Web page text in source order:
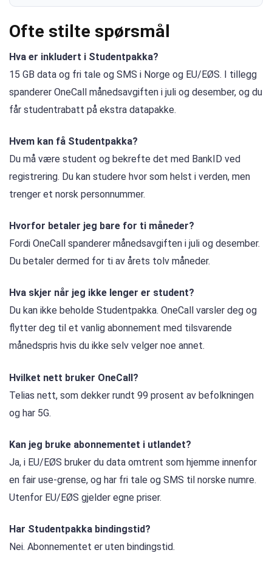
Ofte stilte spørsmål
Hva er inkludert i Studentpakka?
15 GB data og fri tale og SMS i Norge og EU/EØS. I tillegg
spanderer OneCall månedsavgiften i juli og desember, og du
får studentrabatt på ekstra datapakke.
Hvem kan få Studentpakka?
Du må være student og bekrefte det med BankID ved
registrering. Du kan studere hvor som helst i verden, men
trenger et norsk personnummer.
Hvorfor betaler jeg bare for ti måneder?
Fordi OneCall spanderer månedsavgiften i juli og desember.
Du betaler dermed for ti av årets tolv måneder.
Hva skjer når jeg ikke lenger er student?
Du kan ikke beholde Studentpakka. OneCall varsler deg og
flytter deg til et vanlig abonnement med tilsvarende
månedspris hvis du ikke selv velger noe annet.
Hvilket nett bruker OneCall?
Telias nett, som dekker rundt 99 prosent av befolkningen
og har 5G.
Kan jeg bruke abonnementet i utlandet?
Ja, i EU/EØS bruker du data omtrent som hjemme innenfor
en fair use-grense, og har fri tale og SMS til norske numre.
Utenfor EU/EØS gjelder egne priser.
Har Studentpakka bindingstid?
Nei. Abonnementet er uten bindingstid.